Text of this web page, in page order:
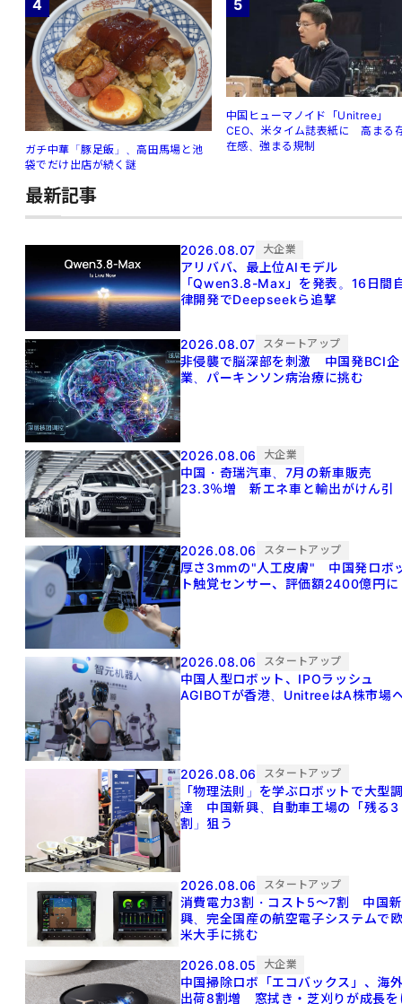
4
ガチ中華「豚足飯」、高田馬場と池
袋でだけ出店が続く謎
5
中国ヒューマノイド「Unitree」
CEO、米タイム誌表紙に 高まる
在感、強まる規制
最新記事
2026.08.07 大企業
アリババ、最上位AIモデル
「Qwen3.8-Max」を発表。16日間
律開発でDeepseekら追撃
2026.08.07 スタートアップ
非侵襲で脳深部を刺激 中国発BCI企
業、パーキンソン病治療に挑む
2026.08.06 大企業
中国・奇瑞汽車、7月の新車販売
23.3％増 新エネ車と輸出がけん引
2026.08.06 スタートアップ
厚さ3mmの"人工皮膚" 中国発ロボ
ト触覚センサー、評価額2400億円に
2026.08.06 スタートアップ
中国人型ロボット、IPOラッシュ
AGIBOTが香港、UnitreeはA株市場
2026.08.06 スタートアップ
「物理法則」を学ぶロボットで大型
達 中国新興、自動車工場の「残る3
割」狙う
2026.08.06 スタートアップ
消費電力3割・コスト5〜7割 中国新
興、完全国産の航空電子システムで
米大手に挑む
2026.08.05
大企業
中国掃除ロボ「エコバックス」、海
出荷8割増 窓拭き・芝刈りが成長を